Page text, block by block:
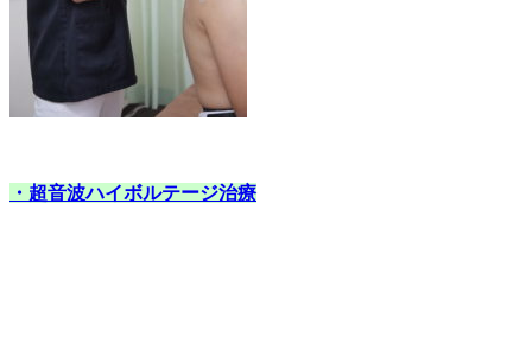
・超音波ハイボルテージ治療